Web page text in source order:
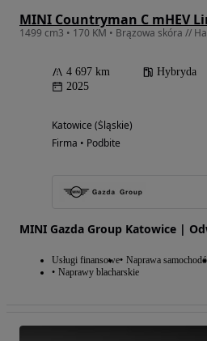
MINI Countryman C mHEV
4 697 km Hybryda
2025
Katowice (Śląskie)
Firma • Podbite
MINI Gazda Group Katowice |
Usługi finansowe Naprawa
Naprawy blacharskie